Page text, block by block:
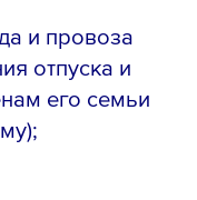
и провоза
отпуска и
его семьи